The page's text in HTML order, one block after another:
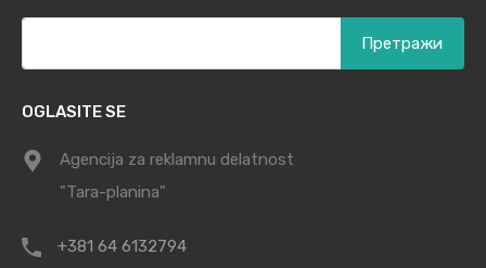
OGLASITE SE
Agencija za reklamnu delatnost
"Tara-planina"
+381 64 6132794